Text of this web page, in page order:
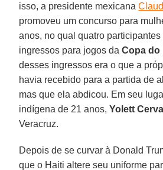
isso, a presidente mexicana
promoveu um concurso para
anos, no qual quatro
ingressos para jogos daCopa do
desses ingressos era o que a
havia recebido para a partida de
mas que ela abdicou. Em seu
indígena de 21 anos,Yolett
Veracruz.
Depois de se curvar à Donald
que o Haiti altere seu uniforme